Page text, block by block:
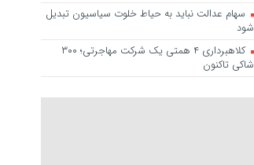
سهام عدالت نباید به حیاط خلوت سیاسیون تبدیل
شود
کلاهبرداری ۴ همتی یک شرکت مهاجرتی؛ ۳۰۰
شاکی تاکنون